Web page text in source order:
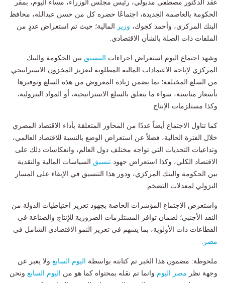
عقد الدكتور مصطفى مدبولي، رئيس مجلس الوزراء، مساء اليوم، بمقر
الحكومة بالعاصمة الجديدة، اجتماعًا حضره كل من حسن عبدالله، محافظ
البنك المركزي، وأحمد كجوك، وزير المالية؛ حيث تم استعراض عددٍ من
الملفات ذات الصلة بالشأن الاقتصادي.
وشهد اجتماع اليوم استعراض اجراءات التنسيق بين الحكومة والبنك
المركزي لإتاحة الاعتمادات المالية المطلوبة لتعزيز المخزون الاستراتيجي
من السلع المختلفة؛ بما يضمن زيادة المعروض من هذه السلع وتوفيرها
بأسعار مناسبة، سواء ما يتعلق بالسلع الاستراتيجية، أو المواد البترولية،
وكذا مستلزمات الإنتاج.
كما تناول الاجتماع أيضاً عددًا من المحاور المتعلقة بأداء الاقتصاد المصري
خلال الفترة الحالية، فضلاً عن استعراض الوضع بالنسبة للاقتصاد العالمي،
وتداعيات التحديات التي تواجه مختلف دول العالم، وانعكاسات ذلك على
الاقتصاد الكلي، وكذا استعراض جهود تنسيق السياسات المالية والنقدية
بين الحكومة والبنك المركزي، ودور هذا التنسيق في الإبقاء على المسار
النزولي لمعدلات التضخم.
واستعرض الاجتماع المؤشرات الخاصة بجهود تعزيز احتياطيات الدولة من
النقد الأجنبي؛ لضمان توافر المستلزمات الضرورية للإنتاج والصناعة في
القطاعات ذات الأولوية، بما يسهم في تعزيز النمو الاقتصادي الشامل في
مصر
ملحوظة: مضمون هذا الخبر تم كتابته بواسطة اليوم السابع ولا يعبر عن
وجهة نظر مصر اليوم وانما تم نقله بمحتواه كما هو من اليوم السابع ونحن